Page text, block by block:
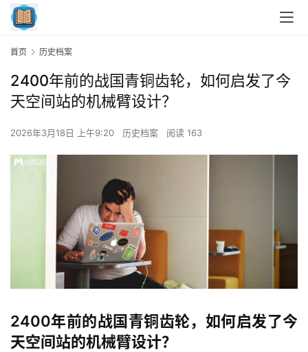
首页 历史档案
2400年前的战国青铜齿轮，如何启发了今
天空间站的机械臂设计？
2026年3月18日 上午9:20 历史档案 阅读 163
2400年前的战国青铜齿轮，如何启发了今
天空间站的机械臂设计？